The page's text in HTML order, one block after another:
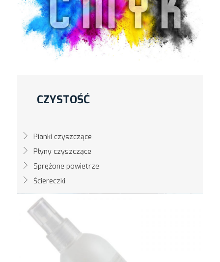
CZYSTOŚĆ
Pianki czyszczące
Płyny czyszczące
Sprężone powietrze
Ściereczki